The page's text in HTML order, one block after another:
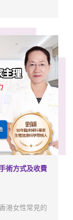
術方式及收費
港女性常見的